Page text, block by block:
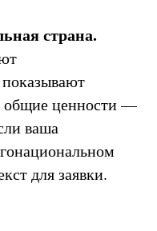
страна.
общие ценности —
ваша
для заявки.